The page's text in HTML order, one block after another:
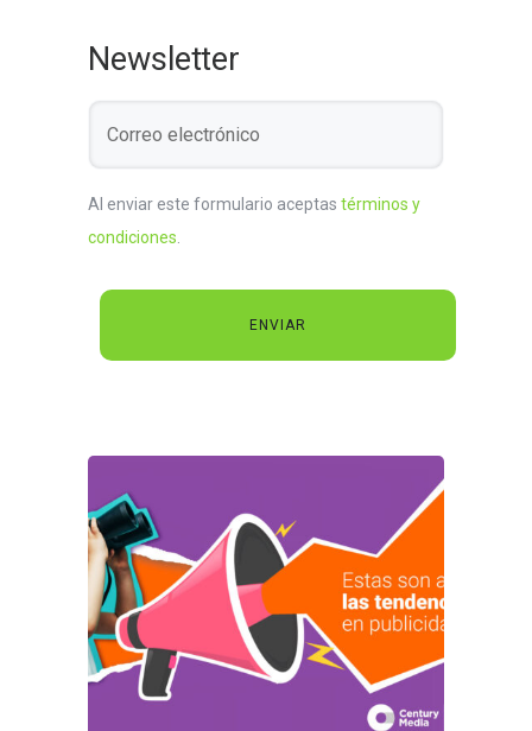
Newsletter
Al enviar este formulario aceptas términos y
condiciones